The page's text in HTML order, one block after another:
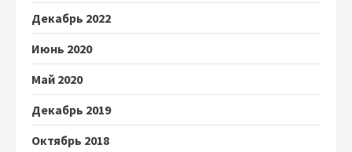
Декабрь 2022
Июнь 2020
Май 2020
Декабрь 2019
Октябрь 2018